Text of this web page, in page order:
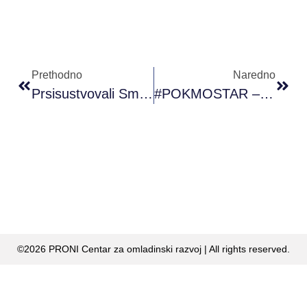
Prethodno
Prsisustvovali Smo Prvom Uvodnom Sastanaku Organizacija Članica ECYC – European Confederation Of Youth Clubs
Naredno
#POKMOSTAR – Online Dnevnik Uma
©2026 PRONI Centar za omladinski razvoj | All rights reserved.